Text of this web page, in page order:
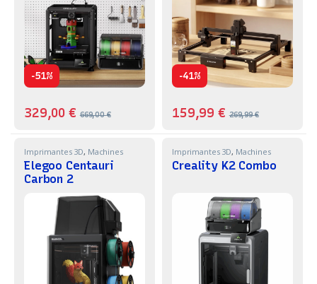
-51%
329,00€ 669,00€
-41%
159,99€ 269,99€
Imprimantes 3D, Machines
Elegoo Centauri
Carbon 2
Imprimantes 3D, Machines
Creality K2 Combo